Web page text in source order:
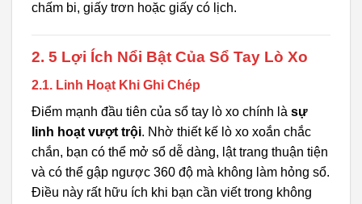
chấm bi, giấy trơn hoặc giấy có lịch.
2. 5 Lợi Ích Nổi Bật Của Sổ Tay Lò Xo
2.1. Linh Hoạt Khi Ghi Chép
Điểm mạnh đầu tiên của sổ tay lò xo chính là sự
linh hoạt vượt trội. Nhờ thiết kế lò xo xoắn chắc
chắn, bạn có thể mở sổ dễ dàng, lật trang thuận tiện
và có thể gập ngược 360 độ mà không làm hỏng sổ.
Điều này rất hữu ích khi bạn cần viết trong không